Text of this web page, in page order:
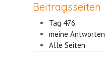
Beitragsseiten
Tag 476
meine Antworten
Alle Seiten